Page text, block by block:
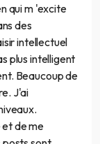
qui m 'excite
des
intellectuel
plus intelligent
Beaucoup de
J'ai
de me